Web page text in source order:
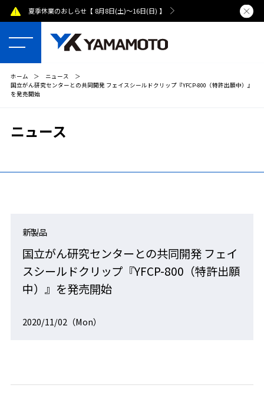
夏季休業のおしらせ【 8月8日(土)～16日(日) 】 熊本県で
ホーム ＞ ニュース
＞
国立がん研究センターとの共同開発 フェイスシールドクリップ『YFCP-800（特許出願中）』
を発売開始
ニュース
新製品
国立がん研究センターとの共同開発 フェイ
スシールドクリップ『YFCP-800（特許出願
中）』を発売開始
2020/11/02（Mon）